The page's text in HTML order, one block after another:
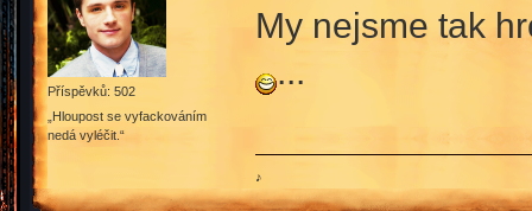
Příspěvků: 502
„Hloupost se vyfackováním
nedá vyléčit.“
My nejsme tak
...
♪